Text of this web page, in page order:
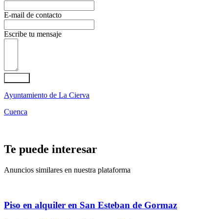
E-mail de contacto
Escribe tu mensaje
Ayuntamiento de La Cierva
Cuenca
Te puede interesar
Anuncios similares en nuestra plataforma
Piso en alquiler en San Esteban de Gormaz